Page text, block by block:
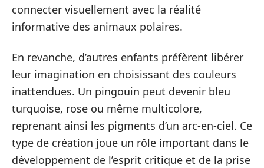
connecter visuellement avec la réalité
informative des animaux polaires.
En revanche, d’autres enfants préfèrent libérer
leur imagination en choisissant des couleurs
inattendues. Un pingouin peut devenir bleu
turquoise, rose ou même multicolore,
reprenant ainsi les pigments d’un arc-en-ciel. Ce
type de création joue un rôle important dans le
développement de l’esprit critique et de la prise